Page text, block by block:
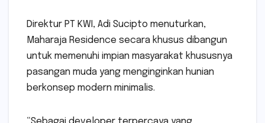
Direktur PT KWI, Adi Sucipto menuturkan,
Maharaja Residence secara khusus dibangun
untuk memenuhi impian masyarakat khususnya
pasangan muda yang menginginkan hunian
berkonsep modern minimalis.